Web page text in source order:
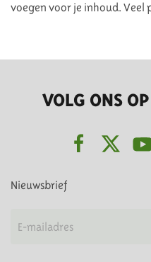
voegen voor je inhoud. Veel
VOLG ONS
Nieuwsbrief